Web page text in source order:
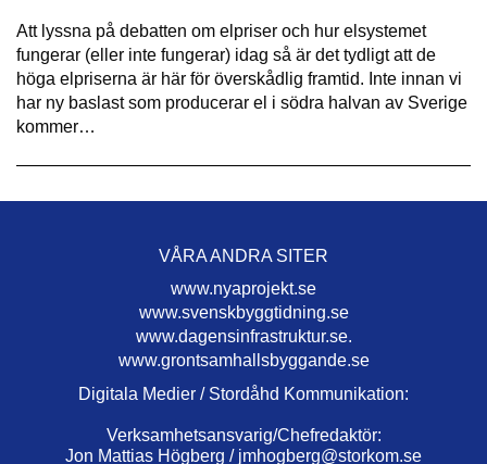
Att lyssna på debatten om elpriser och hur elsystemet
fungerar (eller inte fungerar) idag så är det tydligt att de
höga elpriserna är här för överskådlig framtid. Inte innan vi
har ny baslast som producerar el i södra halvan av Sverige
kommer…
VÅRA ANDRA SITER
www.nyaprojekt.se
www.svenskbyggtidning.se
www.dagensinfrastruktur.se.
www.grontsamhallsbyggande.se
Digitala Medier / Stordåhd Kommunikation:
Verksamhetsansvarig/Chefredaktör:
Jon Mattias Högberg / jmhogberg@storkom.se